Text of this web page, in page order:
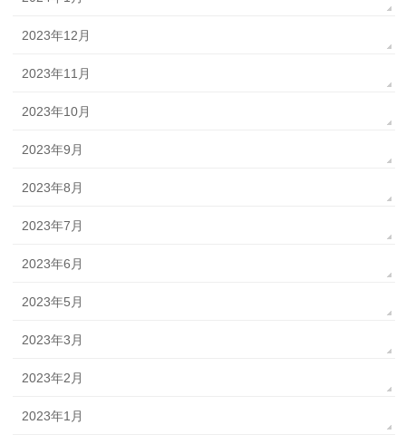
2023年12月
2023年11月
2023年10月
2023年9月
2023年8月
2023年7月
2023年6月
2023年5月
2023年3月
2023年2月
2023年1月